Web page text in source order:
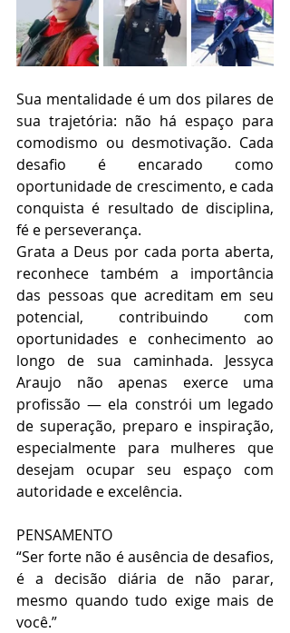
Sua mentalidade é um dos pilares de
sua trajetória: não há espaço para
comodismo ou desmotivação. Cada
desafio é encarado como
oportunidade de crescimento, e cada
conquista é resultado de disciplina,
fé e perseverança.
Grata a Deus por cada porta aberta,
reconhece também a importância
das pessoas que acreditam em seu
potencial, contribuindo com
oportunidades e conhecimento ao
longo de sua caminhada. Jessyca
Araujo não apenas exerce uma
profissão — ela constrói um legado
de superação, preparo e inspiração,
especialmente para mulheres que
desejam ocupar seu espaço com
autoridade e excelência.
PENSAMENTO
“Ser forte não é ausência de desafios,
é a decisão diária de não parar,
mesmo quando tudo exige mais de
você.”